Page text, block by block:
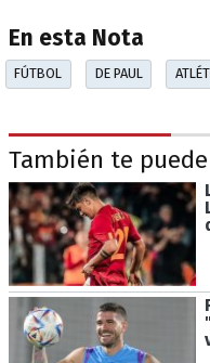
En esta Nota
FÚTBOL DE PAUL
También te